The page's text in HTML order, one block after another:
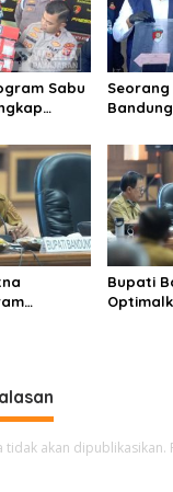
Sabu
Seorang
Pelaku
Bupati
tidak akan dipublikasikan.